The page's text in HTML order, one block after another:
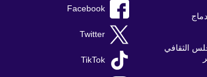
الثقافي
Facebook
Twitter
TikTok